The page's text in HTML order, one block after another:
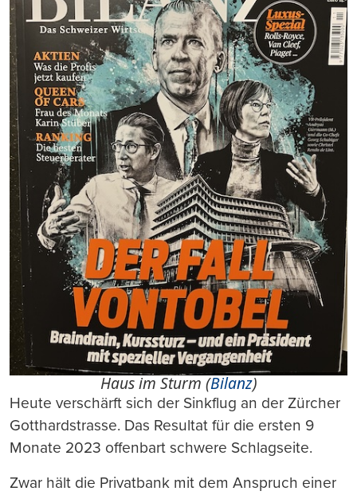
Haus im Sturm (Bilanz)
Heute verschärft sich der Sinkflug an der Zürcher
Gotthardstrasse. Das Resultat für die ersten 9
Monate 2023 offenbart schwere Schlagseite.
Zwar hält die Privatbank mit dem Anspruch einer